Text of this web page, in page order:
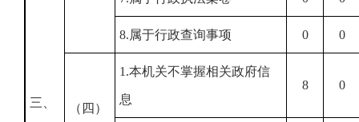
三、
8.属于行政查询事项 0 0
（四）
1.本机关不掌握相关政府信
息
8 0